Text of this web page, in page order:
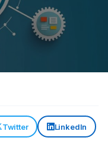
O
Twitter
LinkedIn